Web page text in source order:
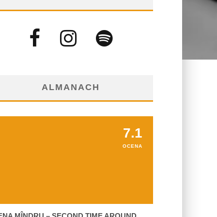
ALMANACH
7.1
OCENA